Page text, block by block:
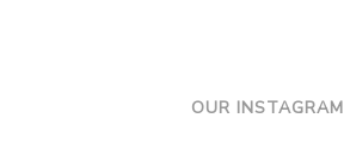
OUR INSTAGRAM